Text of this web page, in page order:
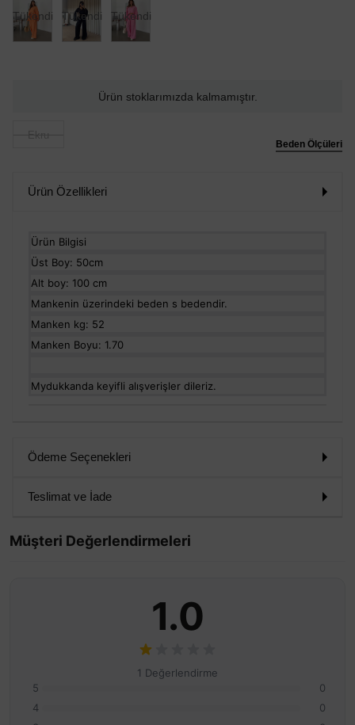
Tükendi Tükendi Tükendi
Ürün stoklarımızda kalmamıştır.
Beden Ölçüleri
Ürün Özellikleri
Ürün Bilgisi
Üst Boy: 50cm
Alt boy: 100 cm
Mankenin üzerindeki beden s bedendir.
Manken kg: 52
Manken Boyu: 1.70
Mydukkanda keyifli alışverişler dileriz.
Ödeme Seçenekleri
Teslimat ve İade
Müşteri Değerlendirmeleri
1.0
1 Değerlendirme
5
0
4
0